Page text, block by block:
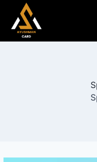
content